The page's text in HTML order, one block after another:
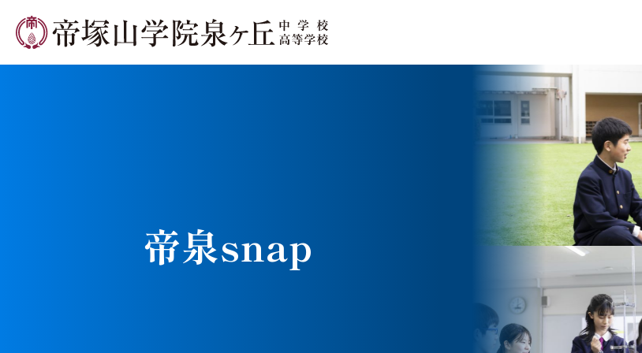
泉ヶ丘校のめざす教育 環境・施設
帝泉snap